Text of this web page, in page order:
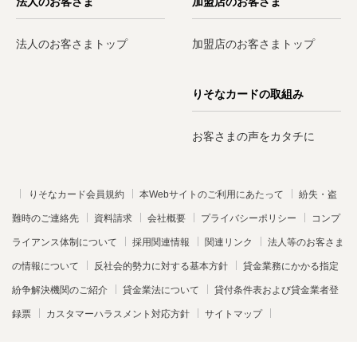
法人のお客さまトップ 加盟店のお客さまトップ
りそなカードの取組み
お客さまの声をカタチに
りそなカード会員規約 本Webサイトのご利用にあたって 紛失・盗
難時のご連絡先 資料請求 会社概要 プライバシーポリシー コンプ
ライアンス体制について 採用関連情報 関連リンク 法人等のお客さま
の情報について 反社会的勢力に対する基本方針 貸金業務にかかる指定
紛争解決機関のご紹介 貸金業法について 貸付条件表および貸金業者登
録票 カスタマーハラスメント対応方針 サイトマップ